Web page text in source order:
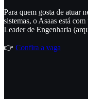
Para quem gosta de atuar
sistemas, o Asaas está
Leader de Engenharia
👉 Confira a vaga